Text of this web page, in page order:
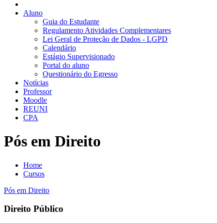
Aluno
Guia do Estudante
Regulamento Atividades Complementares
Lei Geral de Proteção de Dados - LGPD
Calendário
Estágio Supervisionado
Portal do aluno
Questionário do Egresso
Notícias
Professor
Moodle
REUNI
CPA
Pós em Direito
Home
Cursos
Pós em Direito
Direito Público